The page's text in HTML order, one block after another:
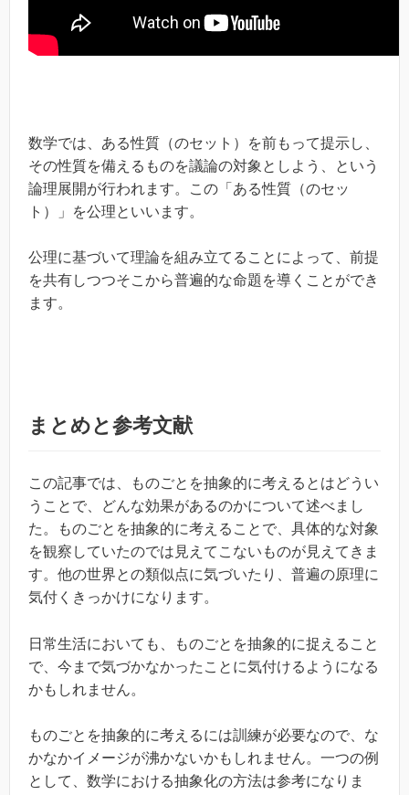
数学では、ある性質（のセット）を前もって提示し、
その性質を備えるものを議論の対象としよう、という
論理展開が行われます。この「ある性質（のセッ
ト）」を公理といいます。
公理に基づいて理論を組み立てることによって、前提
を共有しつつそこから普遍的な命題を導くことができ
ます。
まとめと参考文献
この記事では、ものごとを抽象的に考えるとはどうい
うことで、どんな効果があるのかについて述べまし
た。ものごとを抽象的に考えることで、具体的な対象
を観察していたのでは見えてこないものが見えてきま
す。他の世界との類似点に気づいたり、普遍の原理に
気付くきっかけになります。
日常生活においても、ものごとを抽象的に捉えること
で、今まで気づかなかったことに気付けるようになる
かもしれません。
ものごとを抽象的に考えるには訓練が必要なので、な
かなかイメージが沸かないかもしれません。一つの例
として、数学における抽象化の方法は参考になりま